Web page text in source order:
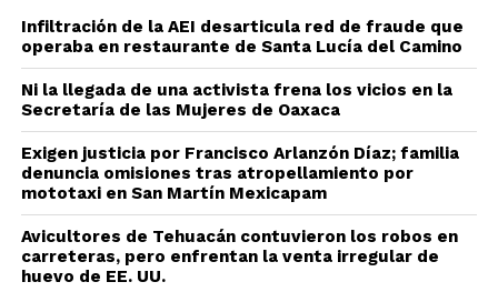
Infiltración de la AEI desarticula red de fraude que
operaba en restaurante de Santa Lucía del Camino
Ni la llegada de una activista frena los vicios en la
Secretaría de las Mujeres de Oaxaca
Exigen justicia por Francisco Arlanzón Díaz; familia
denuncia omisiones tras atropellamiento por
mototaxi en San Martín Mexicapam
Avicultores de Tehuacán contuvieron los robos en
carreteras, pero enfrentan la venta irregular de
huevo de EE. UU.